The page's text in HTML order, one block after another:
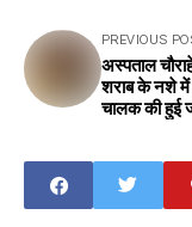
PREVIOUS
अस्पताल
शराब के नशे
चालक की हुई